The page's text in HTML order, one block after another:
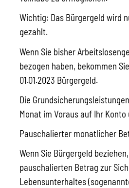
Wichtig: Das Bürgergeld wird
gezahlt.
Wenn Sie bisher
bezogen haben, bekommen
01.01.2023 Bürgergeld.
Die
Monat im Voraus auf Ihr
Pauschalierter monatlicher
Wenn Sie Bürgergeld
pauschalierten Betrag zur
Lebensunterhaltes